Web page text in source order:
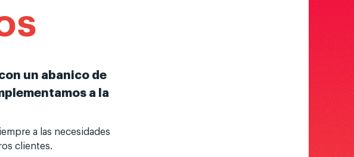
un abanico de
a la
a las necesidades
clientes.